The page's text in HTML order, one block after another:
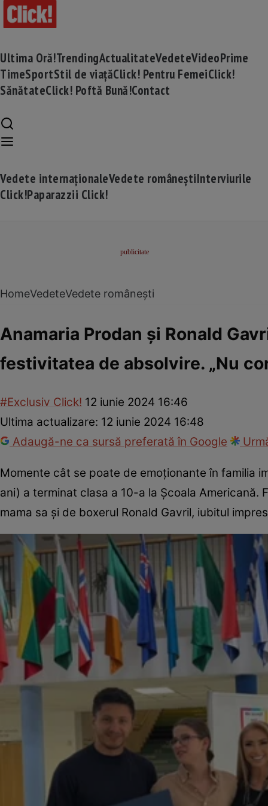
Ultima Oră!TrendingActualitateVedeteVideoPrime
TimeSportStil de viațăClick! Pentru FemeiClick!
SănătateClick! Poftă Bună!Contact
Vedete internaționaleVedete româneștiInterviurile
Click!Paparazzii Click!
HomeVedeteVedete românești
Anamaria Prodan și Ronald
festivitatea de absolvire. „Nu
#Exclusiv Click! 12 iunie 2024 16:46
Ultima actualizare: 12 iunie 2024 16:48
Adaugă-ne ca sursă preferată în Google
Momente cât se poate de emoționante în familia
ani) a terminat clasa a 10-a la Școala
mama sa și de boxerul Ronald Gavril, iubitul